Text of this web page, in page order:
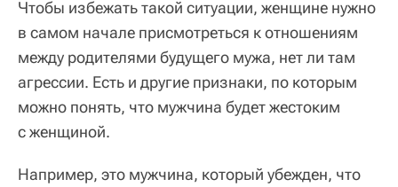
Чтобы избежать такой ситуации, женщине нужно
в самом начале присмотреться к отношениям
между родителями будущего мужа, нет ли там
агрессии. Есть и другие признаки, по которым
можно понять, что мужчина будет жестоким
с женщиной.
Например, это мужчина, который убежден, что